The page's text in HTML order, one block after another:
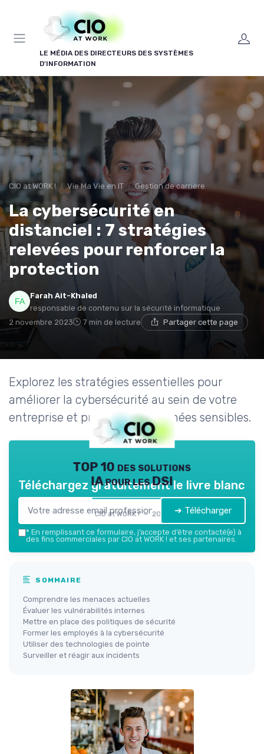
LE MÉDIA DES DIRECTEURS DES SYSTÈMES
D'INFORMATION
CIO at WORK ! Vie Ma Vie en IT Gestion de carrière
La cybersécurité en
distanciel : 7 stratégies
relevées pour renforcer la
protection
Farah Ait-Khaled
responsable de contenu sur la sécurité informatique
2 novembre 2023
7 min de lecture Partager cette page
Explorez les stratégies essentielles pour
améliorer la cybersécurité au sein de votre
entreprise et protéger vos données sensibles.
TOP 10 des solutions
IA pour les DSI
CIO at WORK ! — 2026
Téléchargez gratuitement le livre blanc
➔ Télécharger
* En remplissant ce formulaire, j’accepte d’être contacté(e) à
des fins commerciales par CIO at WORK ! et ses partenaires.
SOMMAIRE
Comprendre les menaces actuelles
Évaluer les vulnérabilités internes
Mettre en place des politiques de sécurité
Former les employés à la cybersécurité
Utiliser des technologies de pointe
Surveiller et réagir aux incidents